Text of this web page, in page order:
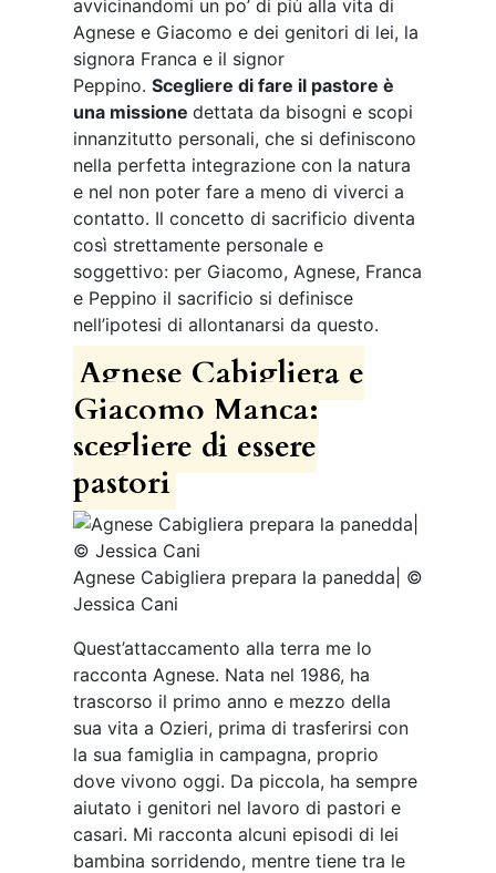
avvicinandomi un po’ di più alla vita di
Agnese e Giacomo e dei genitori di lei, la
signora Franca e il signor
Peppino. Scegliere di fare il pastore è
una missione dettata da bisogni e scopi
innanzitutto personali, che si definiscono
nella perfetta integrazione con la natura
e nel non poter fare a meno di viverci a
contatto. Il concetto di sacrificio diventa
così strettamente personale e
soggettivo: per Giacomo, Agnese, Franca
e Peppino il sacrificio si definisce
nell’ipotesi di allontanarsi da questo.
Agnese Cabigliera e
Giacomo Manca:
scegliere di essere
pastori
Agnese Cabigliera prepara la panedda| ©
Jessica Cani
Quest’attaccamento alla terra me lo
racconta Agnese. Nata nel 1986, ha
trascorso il primo anno e mezzo della
sua vita a Ozieri, prima di trasferirsi con
la sua famiglia in campagna, proprio
dove vivono oggi. Da piccola, ha sempre
aiutato i genitori nel lavoro di pastori e
casari. Mi racconta alcuni episodi di lei
bambina sorridendo, mentre tiene tra le